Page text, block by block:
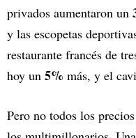
privados aumentaron un
y las escopetas
restaurante francés de
hoy un 5% más, y el
Pero no todos los